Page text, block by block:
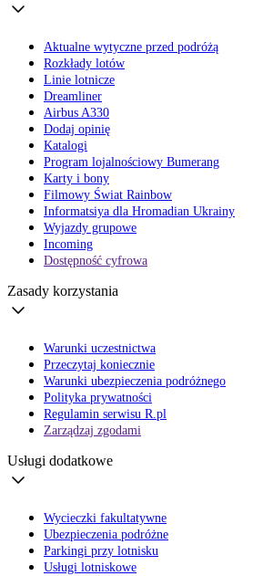
Aktualne wytyczne przed podróżą
Rozkłady lotów
Linie lotnicze
Dreamliner
Airbus A330
Dodaj opinię
Katalogi
Program lojalnościowy Bumerang
Karty i bony
Filmowy Świat Rainbow
Informatsiya dla Hromadian Ukrainy
Wyjazdy grupowe
Incoming
Dostępność cyfrowa
Zasady korzystania
Warunki uczestnictwa
Przeczytaj koniecznie
Warunki ubezpieczenia podróżnego
Polityka prywatności
Regulamin serwisu R.pl
Zarządzaj zgodami
Usługi dodatkowe
Wycieczki fakultatywne
Ubezpieczenia podróżne
Parkingi przy lotnisku
Usługi lotniskowe